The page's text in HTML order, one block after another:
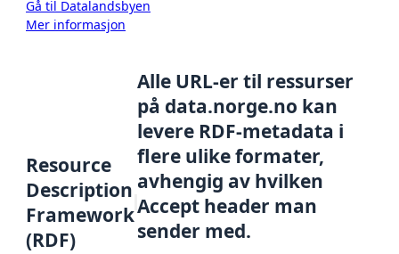
Gå til Datalandsbyen
Mer informasjon
Resource
Description
Framework
(RDF)
Alle URL-er til ressurser
på data.norge.no kan
levere RDF-metadata i
flere ulike formater,
avhengig av hvilken
Accept header man
sender med.